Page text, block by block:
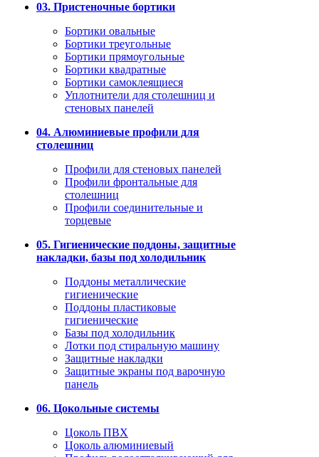
03. Пристеночные бортики
Бортики овальные
Бортики треугольные
Бортики прямоугольные
Бортики квадратные
Бортики самоклеящиеся
Уплотнители для столешниц и
стеновых панелей
04. Алюминиевые профили для
столешниц
Профили для стеновых панелей
Профили фронтальные для
столешниц
Профили соединительные и
торцевые
05. Гигиенические поддоны, защитные
накладки, базы под холодильник
Поддоны металлические
гигиенические
Поддоны пластиковые
гигиенические
Базы под холодильник
Лотки под стиральную машину
Защитные накладки
Защитные экраны под варочную
панель
06. Цокольные системы
Цоколь ПВХ
Цоколь алюминиевый